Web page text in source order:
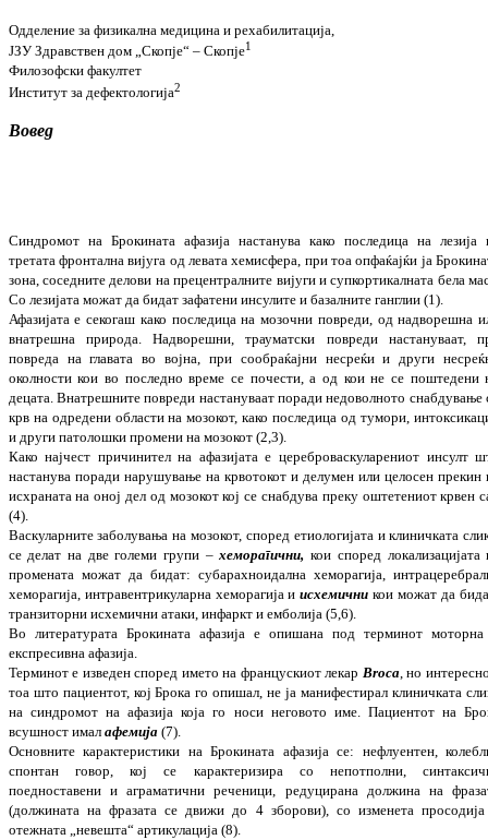
Одделение за физикална медицина и рехабилитација,
ЈЗУ Здравствен дом „Скопје“ – Скопје1
Филозофски факултет
Институт за дефектологија2
Вовед
Синдромот на Брокината афазија наста­нува како последица на лезија
третата фрон­тална вијуга од левата хемисфера, при тоа опфа­ќајќи ја
зона, сосе­дните делови на прецентралните вијуги и супкор­ти­калната бела
Со лезијата можат да бидат зафатени инсулите и базалните ган­г­лии (1).
Афазијата е секогаш како последица на мозочни повреди, од надворешна
вна­трешна природа. Надворешни, трауматски повреди настануваат,
повреда на главата во војна, при сообраќајни несреќи и други
околности кои во последно време се почести, а од кои не се поштедени
децата. Внатрешните повреди настануваат поради недоволното снабдување
крв на одре­дени области на мозокот, како по­сле­дица од тумори,
и други пато­лошки промени на мозокот (2,3).
Како најчест причинител на афазијата е цере­броваскуларениот инсулт
настанува поради нару­шување на крвотокот и делумен или цело­сен прекин
исхраната на оној дел од мозо­кот кој се снабдува преку оштетениот крвен
(4).
Васкуларните заболувања на мозокот, спо­ред етиологијата и клиничката
се делат на две големи групи –хеморагични, кои според локализацијата
промената можат да бидат: субарахноидална хеморагија,
хеморагија, интра­вентри­куларна хеморагија иисхемични кои можат да
транзиторни исхемични атаки, инфаркт и емболија (5,6).
Во литературата Брокината афазија е опи­шана под терминот
експресивна афа­зија.
Терминот е изведен според името на фран­цу­скиот лекар Broca, но
тоа што паци­ентот, кој Брока го опишал, не ја мани­ф­е­стирал клиничката
на синдромот на афазија која го носи неговото име. Пацие­н­тот на
всушност имал афемија(7).
Основните карактеристики на Брокината афа­зија се: нефлуентен,
спонтан го­вор, кој се карактеризира со непотполни,
поедноставени и аграматични реченици, редуцирана должина на
(должи­ната на фразата се движи до 4 зборови), со изменета
отежната „невешта“ артикулација (8).